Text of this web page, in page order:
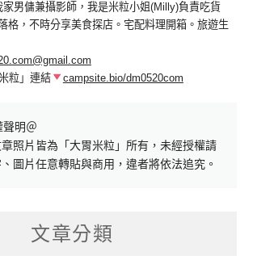
男傭兼攝影師，我是米粒小姐(Milly)負責吃貨
格，不時分享美食探店。宅配料理開箱。旅遊生
粒」連結
campsite.bio/dm0520com
聲明＠
照片皆為「大胃米粒」所有，未經授權請
圖片任意轉貼與商用，違者將依法追究。
文章分類